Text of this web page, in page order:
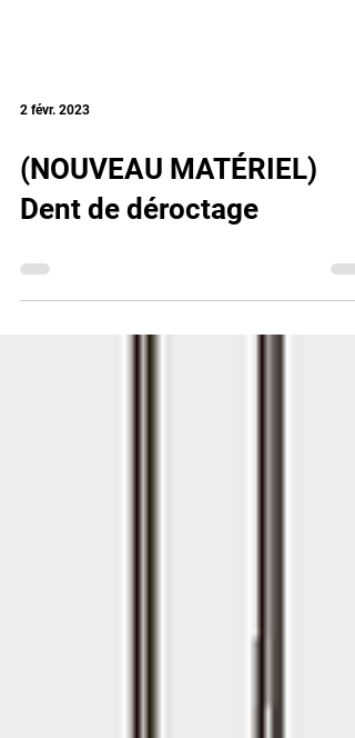
2 févr. 2023
(NOUVEAU MATÉRIEL)
Dent de déroctage